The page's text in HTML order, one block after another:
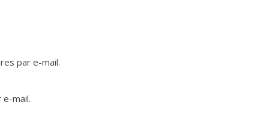
par e-mail.
mail.